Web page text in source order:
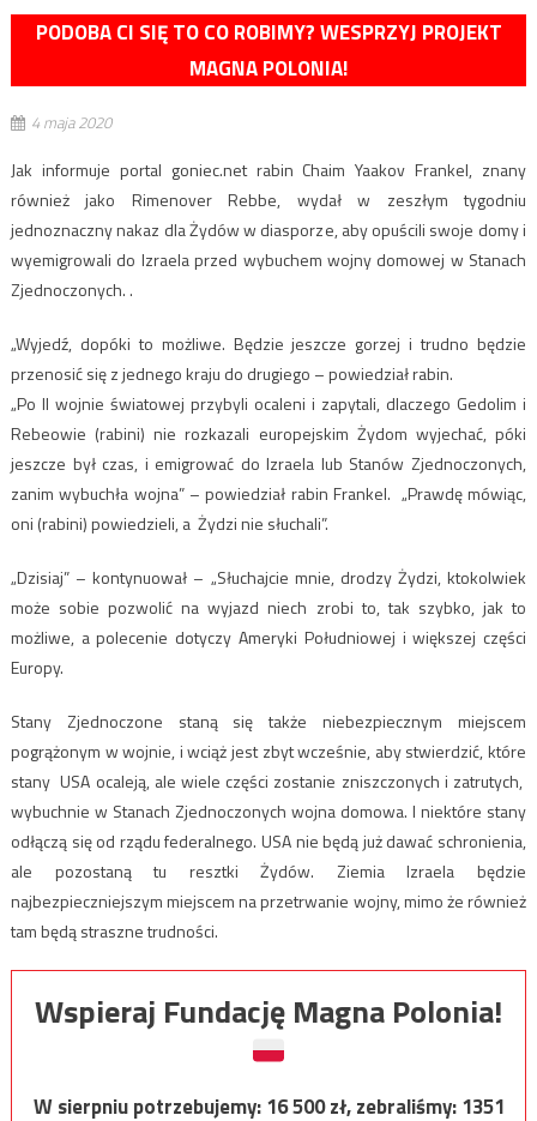
PODOBA CI SIĘ TO CO ROBIMY? WESPRZYJ PROJEKT
MAGNA POLONIA!
4 maja 2020
Jak informuje portal goniec.net rabin Chaim Yaakov Frankel, znany
również jako Rimenover Rebbe, wydał w zeszłym tygodniu
jednoznaczny nakaz dla Żydów w diasporze, aby opuścili swoje domy i
wyemigrowali do Izraela przed wybuchem wojny domowej w Stanach
Zjednoczonych. .
„Wyjedź, dopóki to możliwe. Będzie jeszcze gorzej i trudno będzie
przenosić się z jednego kraju do drugiego – powiedział rabin.
„Po II wojnie światowej przybyli ocaleni i zapytali, dlaczego Gedolim i
Rebeowie (rabini) nie rozkazali europejskim Żydom wyjechać, póki
jeszcze był czas, i emigrować do Izraela lub Stanów Zjednoczonych,
zanim wybuchła wojna” – powiedział rabin Frankel. „Prawdę mówiąc,
oni (rabini) powiedzieli, a ​​Żydzi nie słuchali”.
„Dzisiaj” – kontynuował – „Słuchajcie mnie, drodzy Żydzi, ktokolwiek
może sobie pozwolić na wyjazd niech zrobi to, tak szybko, jak to
możliwe, a polecenie dotyczy Ameryki Południowej i większej części
Europy.
Stany Zjednoczone staną się także niebezpiecznym miejscem
pogrążonym w wojnie, i wciąż jest zbyt wcześnie, aby stwierdzić, które
stany USA ocaleją, ale wiele części zostanie zniszczonych i zatrutych,
wybuchnie w Stanach Zjednoczonych wojna domowa. I niektóre stany
odłączą się od rządu federalnego. USA nie będą już dawać schronienia,
ale pozostaną tu resztki Żydów. Ziemia Izraela będzie
najbezpieczniejszym miejscem na przetrwanie wojny, mimo że również
tam będą straszne trudności.
Wspieraj Fundację Magna Polonia!
W sierpniu potrzebujemy:16 500zł, zebraliśmy:1351